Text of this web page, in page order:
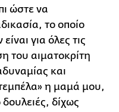
ώστε να
το οποίο
για όλες τις
του αιματοκρίτη
και
η μαμά μου,
δίχως